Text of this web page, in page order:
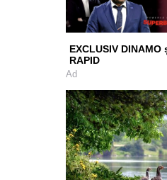
EXCLUSIV DINAMO
RAPID
Ad